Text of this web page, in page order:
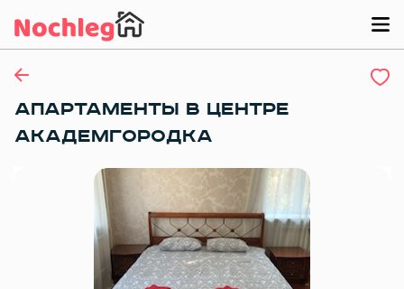
АПАРТАМЕНТЫ В ЦЕНТРЕ
АКАДЕМГОРОДКА